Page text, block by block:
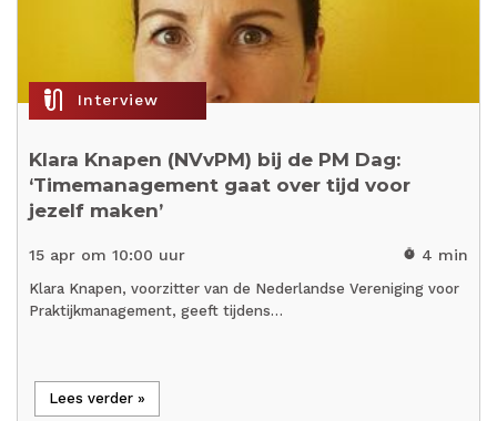
mic_external_on Interview
Klara Knapen (NVvPM) bij de PM Dag:
‘Timemanagement gaat over tijd voor
jezelf maken’
15 apr om 10:00 uur timer 4 min
Klara Knapen, voorzitter van de Nederlandse Vereniging voor
Praktijkmanagement, geeft tijdens…
Lees verder »